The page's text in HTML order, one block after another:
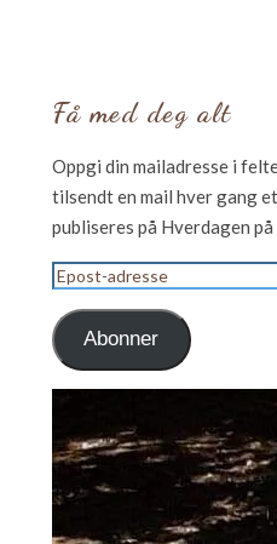
Få med deg alt
Oppgi din mailadresse i
tilsendt en mail hver gang
publiseres på Hverdagen
Epost-
adresse
Abonner